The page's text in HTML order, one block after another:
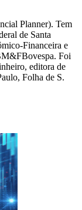
Planner). Tem
de Santa
Financeira e
Foi
editora de
Folha de S.